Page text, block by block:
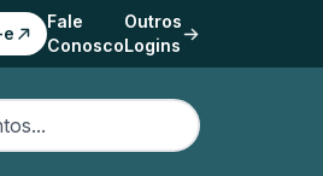
e
Fale
Conosco
Outros
Logins